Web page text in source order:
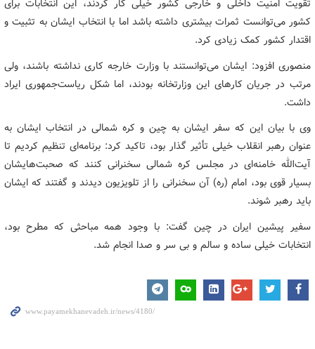
تقویت امنیت داخلی و خارجی کشور خیلی کار کردند، این انتخابات برای
کشور می‌توانست ثمرات بیشتری داشته باشد اما با انتخاب ایشان به تثبیت و
اقتدار کشور کمک زیادی کرد.
منصوری افزود: ایشان می‌توانستند با وزارت خارجه کاری نداشته باشند، ولی
مرتب در جریان کارهای این وزارتخانه بودند، اما شکل ریاست‌جمهوری ایراد
داشت.
وی با بیان این که سفر ایشان به چین و کره شمالی در انتخاب ایشان به
عنوان رهبر انقلاب خیلی تأثیر گذار بود، تاکید کرد: برنامه‌ای تنظیم کردیم تا
آیت‌الله خامنه‌ای در مجلس کره شمالی سخنرانی کنند که صحبت‌هایشان
بسیار قوی بود، امام (ره) آن سخنرانی را از تلویزیون دیدند و گفتند که ایشان
باید رهبر شوند.
سفیر پیشین ایران در چین گفت: با وجود همه مباحثی که مطرح بود،
انتخابات خیلی ساده و سالم و بی سر و صدا انجام شد.